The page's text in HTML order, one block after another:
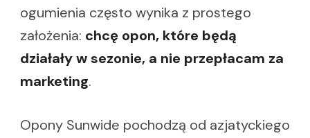
ogumienia często wynika z prostego
założenia: chcę opon, które będą
działały w sezonie, a nie przepłacam za
marketing.
Opony Sunwide pochodzą od azjatyckiego